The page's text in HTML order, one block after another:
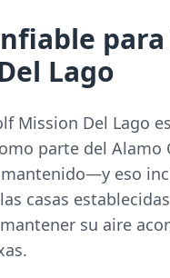
Lago
Mission Del Lago
parte del
eso
casas
su aire